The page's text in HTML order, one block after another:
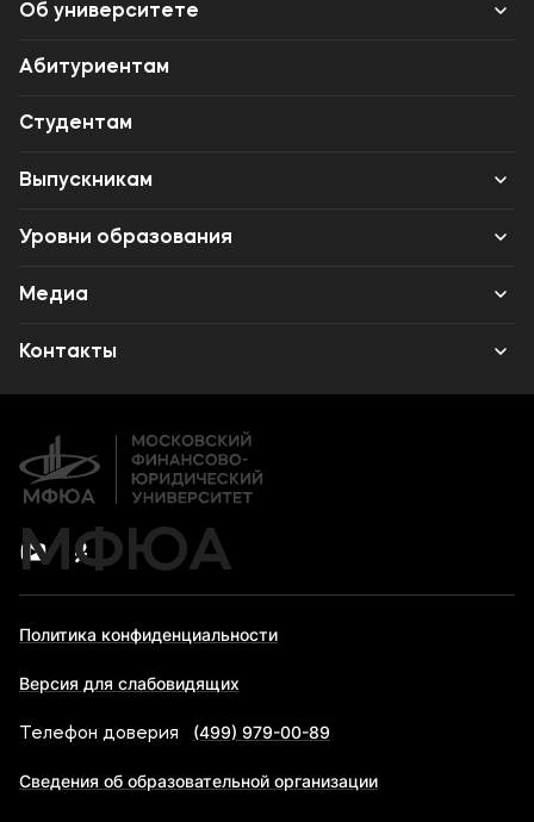
Об университете
Лицензии и документы
Сведения об образовательной организации
Абитуриенту
Абитуриентам
Студентам
Выпускникам
Карьера
Уровни образования
Среднее профессиональное образование
Высшее образование
Дополнительное профессиональное образование
Медиа
Объявления
Новости
Контакты
МФЮА
Политика конфиденциальности
Версия для слабовидящих
Телефон доверия (499) 979-00-89
Сведения об образовательной организации